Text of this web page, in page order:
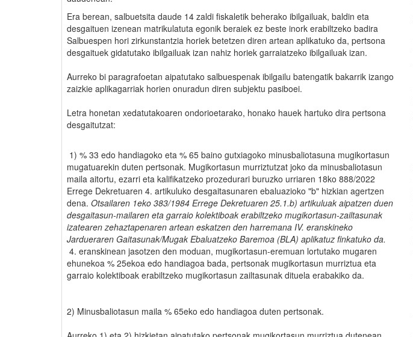
Era berean, salbuetsita daude 14 zaldi fiskaletik beherako ibilgailuak, baldin eta
desgaituen izenean matrikulatuta egonik beraiek ez beste inork erabiltzeko badira
Salbuespen hori zirkunstantzia horiek betetzen diren artean aplikatuko da, pertsona
desgaituek gidatutako ibilgailuak izan nahiz horiek garraiatzeko ibilgailuak izan.
Aurreko bi paragrafoetan aipatutako salbuespenak ibilgailu batengatik bakarrik izango
zaizkie aplikagarriak horien onuradun diren subjektu pasiboei.
Letra honetan xedatutakoaren ondorioetarako, honako hauek hartuko dira pertsona
desgaitutzat:
1) % 33 edo handiagoko eta % 65 baino gutxiagoko minusbaliotasuna mugikortasun
mugatuarekin duten pertsonak. Mugikortasun murriztutzat joko da minusbaliotasun
maila aitortu, ezarri eta kalifikatzeko prozedurari buruzko urriaren 18ko 888/2022
Errege Dekretuaren 4. artikuluko desgaitasunaren ebaluazioko "b" hizkian agertzen
dena. Otsailaren 1eko 383/1984 Errege Dekretuaren 25.1.b) artikuluak aipatzen duen
desgaitasun-mailaren eta garraio kolektiboak erabiltzeko mugikortasun-zailtasunak
izatearen zehaztapenaren artean eskatzen den harremana IV. eranskineko
Jardueraren Gaitasunak/Mugak Ebaluatzeko Baremoa (BLA) aplikatuz finkatuko da.
4. eranskinean jasotzen den moduan, mugikortasun-eremuan lortutako mugaren
ehunekoa % 25ekoa edo handiagoa bada, pertsonak mugikortasun murriztua eta
garraio kolektiboak erabiltzeko mugikortasun zailtasunak dituela erabakiko da.
2) Minusbaliotasun maila % 65eko edo handiagoa duten pertsonak.